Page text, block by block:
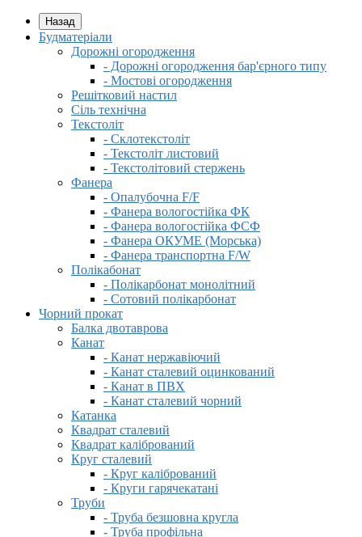
Назад
Будматеріали
Дорожні огородження
- Дорожні огородження бар'єрного типу
- Мостові огородження
Решітковий настил
Сіль технічна
Текстоліт
- Склотекстоліт
- Текстоліт листовий
- Текстолітовий стержень
Фанера
- Опалубочна F/F
- Фанера вологостійка ФК
- Фанера вологостійка ФСФ
- Фанера ОКУМЕ (Морська)
- Фанера транспортна F/W
Полікабонат
- Полікарбонат монолітний
- Сотовий полікарбонат
Чорний прокат
Балка двотаврова
Канат
- Канат нержавіючий
- Канат сталевий оцинкований
- Канат в ПВХ
- Канат сталевий чорний
Катанка
Квадрат сталевий
Квадрат калібрований
Круг сталевий
- Круг калібрований
- Круги гарячекатані
Труби
- Труба безшовна кругла
- Труба профільна